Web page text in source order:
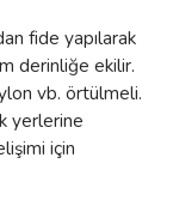
fide yapılarak
derinliğe ekilir.
vb. örtülmeli.
yerlerine
için